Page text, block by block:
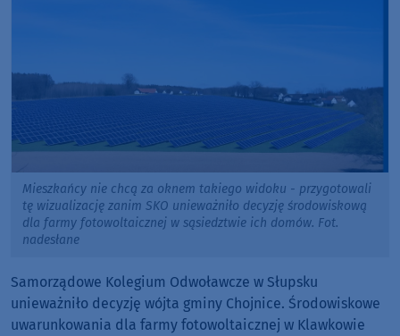
Mieszkańcy nie chcą za oknem takiego widoku - przygotowali
tę wizualizację zanim SKO unieważniło decyzję środowiskową
dla farmy fotowoltaicznej w sąsiedztwie ich domów. Fot.
nadesłane
Samorządowe Kolegium Odwoławcze w Słupsku
unieważniło decyzję wójta gminy Chojnice. Środowiskowe
uwarunkowania dla farmy fotowoltaicznej w Klawkowie